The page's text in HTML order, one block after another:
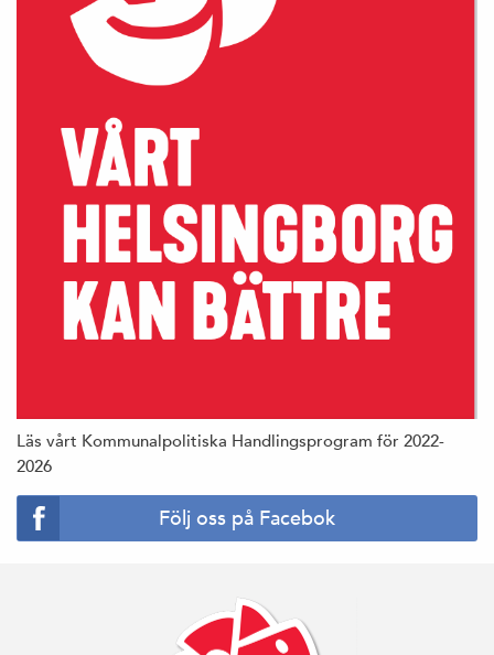
Läs vårt Kommunalpolitiska Handlingsprogram för 2022-
2026
Följ oss på Facebok